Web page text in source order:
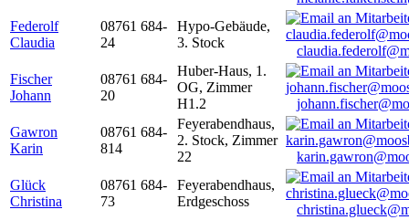
Federolf
Claudia
08761 684-
24
Hypo-Gebäude,
3. Stock
Fischer
Johann
08761 684-
20
Huber-Haus, 1.
OG, Zimmer
H1.2
Gawron
Karin
08761 684-
814
Feyerabendhaus,
2. Stock, Zimmer
22
Glück
Christina
08761 684-
73
Feyerabendhaus,
Erdgeschoss